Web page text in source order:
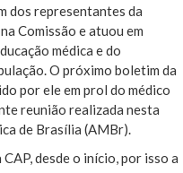
dos representantes da
Comissão e atuou em
médica e do
O próximo boletim da
por ele em prol do médico
reunião realizada nesta
de Brasília (AMBr).
desde o início, por isso a